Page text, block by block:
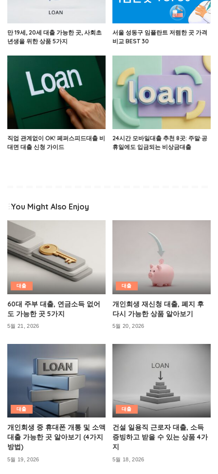
만 19세, 20세 대출 가능한 곳, 사회초
년생을 위한 상품 5가지
서울 성동구 임플란트 저렴한 곳 가격
비교 BEST 30
직업 관계없이 OK! 페퍼스피드대출 비
대면 대출 신청 가이드
24시간 모바일대출 추천 8곳: 주말·공
휴일에도 입금되는 비상금대출
You Might Also Enjoy
대출
60대 주부 대출, 연금소득 없어
도 가능한 곳 5가지
5월 21, 2026
대출
개인회생 재신청 대출, 폐지 후
다시 가능한 상품 알아보기
5월 20, 2026
대출
개인회생 중 휴대폰 개통 및 소액
대출 가능한 곳 알아보기 (4가지
방법)
5월 19, 2026
대출
건설 일용직 근로자 대출, 소득
증빙하고 받을 수 있는 상품 4가
지
5월 18, 2026